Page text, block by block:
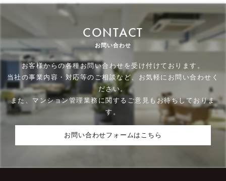
CONTACT
お問い合わせ
お客様からの各種お問い合わせを受け付けております。
当社の事業内容・対応等のご相談など、お気軽にお問い合わせく
ださい。
また、マンション管理業務に関するご意見もお待ちしておりま
す。
お問い合わせフォームはこちら